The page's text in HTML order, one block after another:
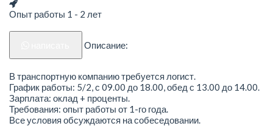
Опыт работы 1 - 2 лет
Описание:
В транспортную компанию требуется логист.
График работы: 5/2, с 09.00 до 18.00, обед с 13.00 до 14.00.
Зарплата: оклад + проценты.
Требования: опыт работы от 1-го года.
Все условия обсуждаются на собеседовании.